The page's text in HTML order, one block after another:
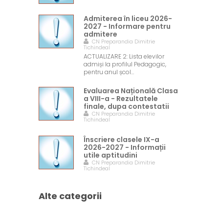
Admiterea în liceu 2026-
2027 - Informare pentru
admitere
CN Preparandia Dimitrie
Tichindeal
ACTUALIZARE 2: Lista elevilor
admiși la profilul Pedagogic,
pentru anul școl…
Evaluarea Națională Clasa
a VIII-a - Rezultatele
finale, dupa contestatii
CN Preparandia Dimitrie
Tichindeal
Înscriere clasele IX-a
2026-2027 - Informații
utile aptitudini
CN Preparandia Dimitrie
Tichindeal
Alte categorii